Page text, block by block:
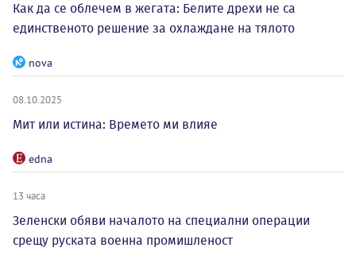
Как да се облечем в жегата: Белите дрехи не са
единственото решение за охлаждане на тялото
nova
08.10.2025
Мит или истина: Времето ми влияе
edna
13 часа
Зеленски обяви началото на специални операции
срещу руската военна промишленост